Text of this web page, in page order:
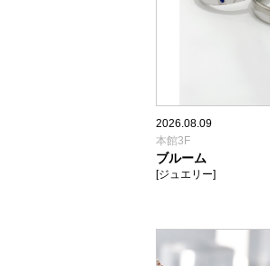
2026.08.09
本館3F
ブルーム
[ジュエリー]